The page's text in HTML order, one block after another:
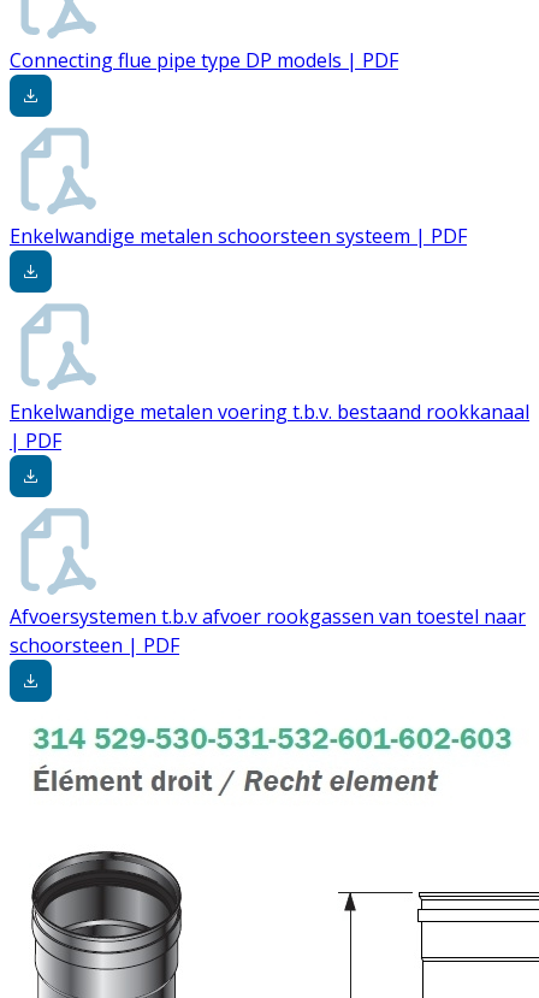
Connecting flue pipe type DP models | PDF
Enkelwandige metalen schoorsteen systeem | PDF
Enkelwandige metalen voering t.b.v. bestaand rookkanaal
| PDF
Afvoersystemen t.b.v afvoer rookgassen van toestel naar
schoorsteen | PDF